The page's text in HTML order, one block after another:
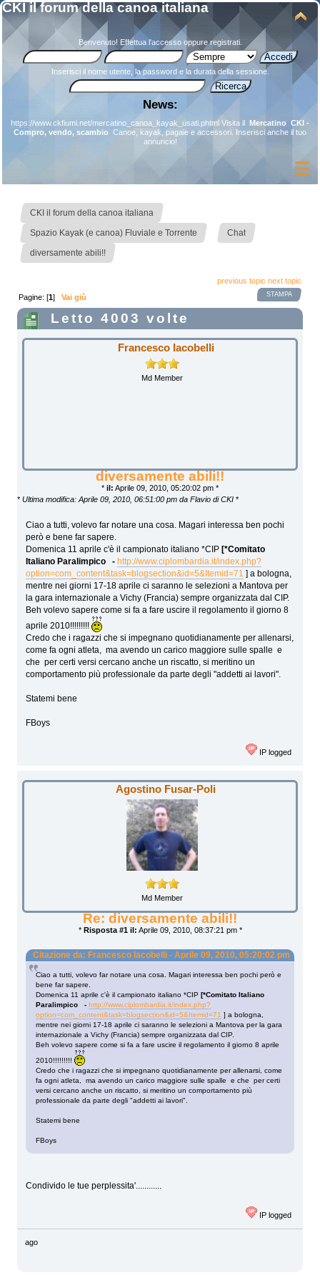
CKI il forum della canoa italiana
Benvenuto! Effettua l'accessooppureregistrati.
Inserisci il nome utente, la password e la durata della sessione.
News:
https://www.ckfiumi.net/mercatino_canoa_kayak_usati.phtml Visita il Mercatino CKI -
Compro, vendo, scambio Canoe, kayak, pagaie e accessori. Inserisci anche il tuo
annuncio!
CKI il forum della canoa italiana
Spazio Kayak (e canoa) Fluviale e Torrente Chat
diversamente abili!!
previous topic next topic
STAMPA
Pagine: [1]Vai giù
Letto 4003 volte
Francesco Iacobelli
Md Member
diversamente abili!!
* il: Aprile 09, 2010, 05:20:02 pm *
* Ultima modifica: Aprile 09, 2010, 06:51:00 pm da Flavio di CKI *
Ciao a tutti, volevo far notare una cosa. Magari interessa ben pochi
però e bene far sapere.
Domenica 11 aprile c'è il campionato italiano *CIP [*Comitato
Italiano Paralimpico - http://www.ciplombardia.it/index.php?
option=com_content&task=blogsection&id=5&Itemid=71 ] a bologna,
mentre nei giorni 17-18 aprile ci saranno le selezioni a Mantova per
la gara internazionale a Vichy (Francia) sempre organizzata dal CIP.
Beh volevo sapere come si fa a fare uscire il regolamento il giorno 8
aprile 2010!!!!!!!!!
Credo che i ragazzi che si impegnano quotidianamente per allenarsi,
come fa ogni atleta, ma avendo un carico maggiore sulle spalle e
che per certi versi cercano anche un riscatto, si meritino un
comportamento più professionale da parte degli "addetti ai lavori".
Statemi bene
FBoys
IP logged
Agostino Fusar-Poli
Md Member
Re: diversamente abili!!
* Risposta #1 il: Aprile 09, 2010, 08:37:21 pm *
Citazione da: Francesco Iacobelli - Aprile 09, 2010, 05:20:02 pm
Ciao a tutti, volevo far notare una cosa. Magari interessa ben pochi però e
bene far sapere.
Domenica 11 aprile c'è il campionato italiano *CIP [*Comitato Italiano
Paralimpico - http://www.ciplombardia.it/index.php?
option=com_content&task=blogsection&id=5&Itemid=71 ] a bologna,
mentre nei giorni 17-18 aprile ci saranno le selezioni a Mantova per la gara
internazionale a Vichy (Francia) sempre organizzata dal CIP.
Beh volevo sapere come si fa a fare uscire il regolamento il giorno 8 aprile
2010!!!!!!!!!
Credo che i ragazzi che si impegnano quotidianamente per allenarsi, come
fa ogni atleta, ma avendo un carico maggiore sulle spalle e che per certi
versi cercano anche un riscatto, si meritino un comportamento più
professionale da parte degli "addetti ai lavori".
Statemi bene
FBoys
Condivido le tue perplessita'............
IP logged
ago